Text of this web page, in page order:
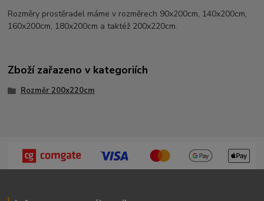
Rozměry prostěradel máme v rozměrech 90x200cm, 140x200cm,
160x200cm, 180x200cm a taktéž 200x220cm.
Zboží zařazeno v kategoriích
Rozměr 200x220cm